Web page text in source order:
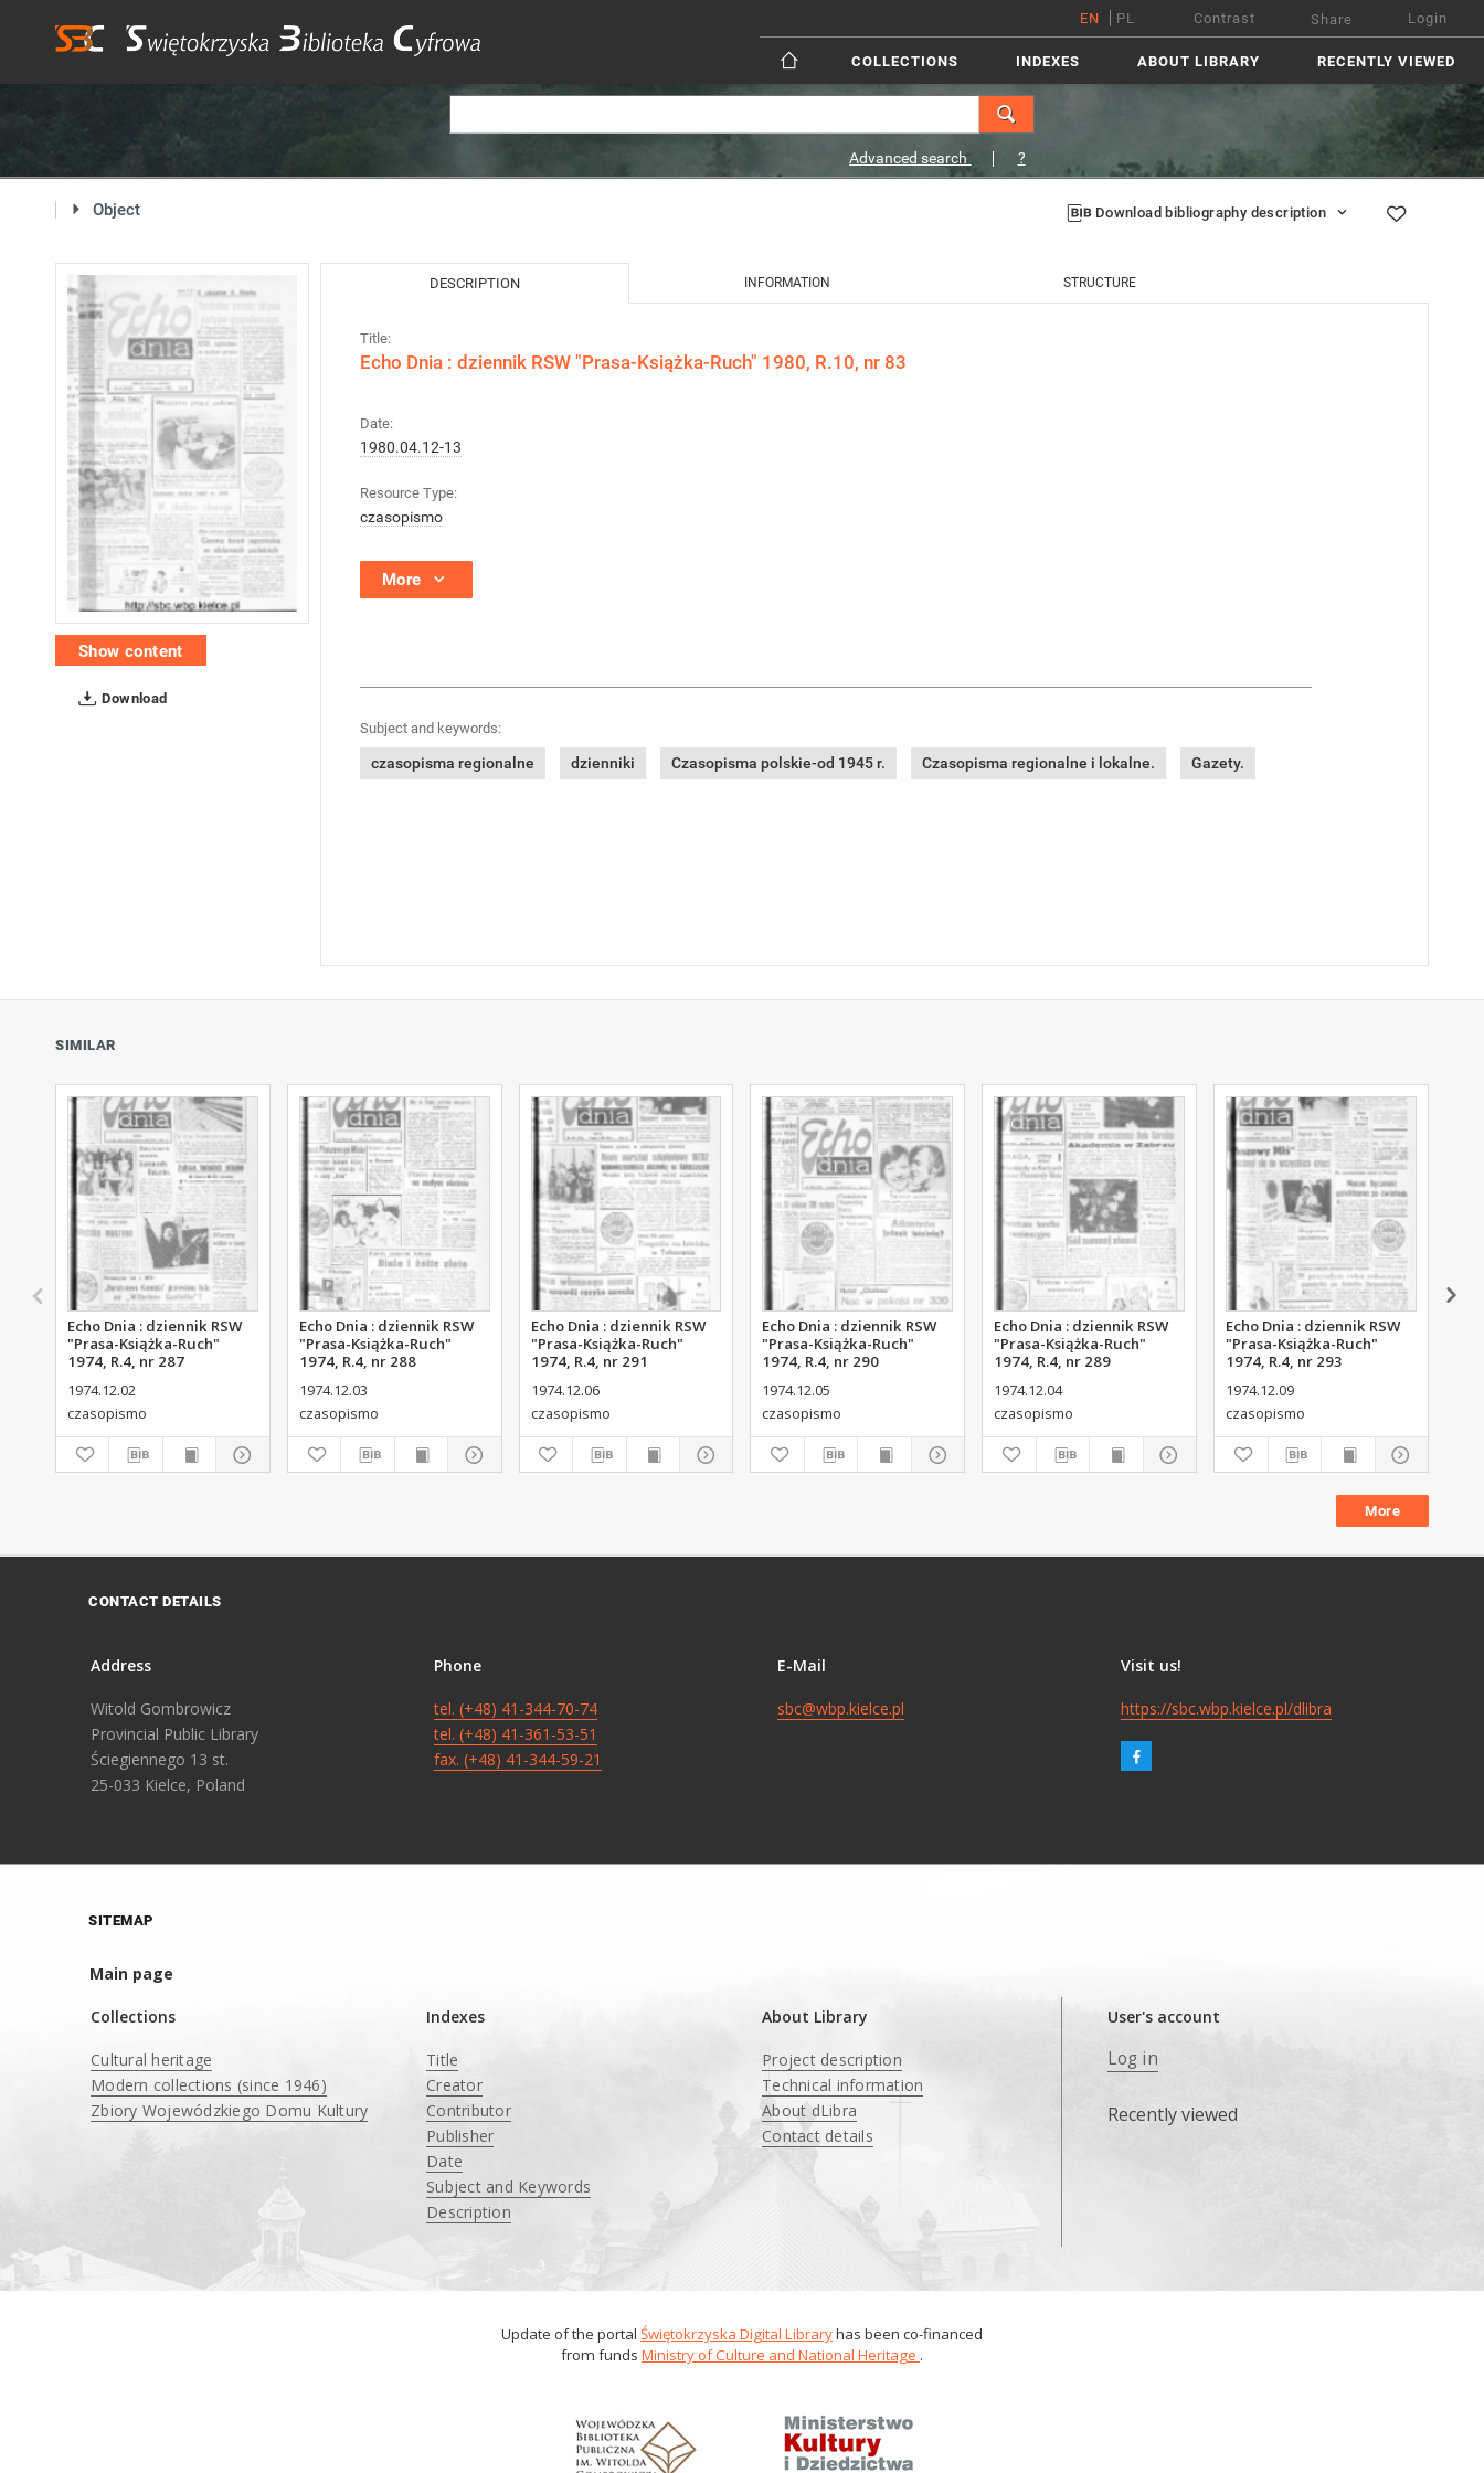
EN PL Contrast Share Login
COLLECTIONS INDEXES ABOUT LIBRARY RECENTLY VIEWED
Advanced search ?
Object Download bibliography description
Show content
Download
DESCRIPTION INFORMATION STRUCTURE
Title:
Echo Dnia : dziennik RSW "Prasa-Książka-Ruch" 1980, R.10, nr 83
Date:
1980.04.12-13
Resource Type:
czasopismo
More
Subject and keywords:
czasopisma regionalne dzienniki Czasopisma polskie-od 1945 r. Czasopisma regionalne i lokalne. Gazety.
SIMILAR
Echo Dnia : dziennik RSW
"Prasa-Książka-Ruch"
1974, R.4, nr 287
1974.12.02
czasopismo
Echo Dnia : dziennik RSW
"Prasa-Książka-Ruch"
1974, R.4, nr 288
1974.12.03
czasopismo
Echo Dnia : dziennik RSW
"Prasa-Książka-Ruch"
1974, R.4, nr 291
1974.12.06
czasopismo
Echo Dnia : dziennik RSW
"Prasa-Książka-Ruch"
1974, R.4, nr 290
1974.12.05
czasopismo
Echo Dnia : dziennik RSW
"Prasa-Książka-Ruch"
1974, R.4, nr 289
1974.12.04
czasopismo
Echo Dnia : dziennik RSW
"Prasa-Książka-Ruch"
1974, R.4, nr 293
1974.12.09
czasopismo
More
CONTACT DETAILS
Address
Witold Gombrowicz
Provincial Public Library
Ściegiennego 13 st.
25-033 Kielce, Poland
Phone
tel. (+48) 41-344-70-74
tel. (+48) 41-361-53-51
fax. (+48) 41-344-59-21
E-Mail
sbc@wbp.kielce.pl
Visit us!
https://sbc.wbp.kielce.pl/dlibra
SITEMAP
Main page
Collections
Cultural heritage
Modern collections (since 1946)
Zbiory Wojewódzkiego Domu Kultury
Indexes
Title
Creator
Contributor
Publisher
Date
Subject and Keywords
Description
About Library
Project description
Technical information
About dLibra
Contact details
User's account
Log in
Recently viewed
Update of the portal Świętokrzyska Digital Libraryhas been co-financed
from funds Ministry of Culture and National Heritage .